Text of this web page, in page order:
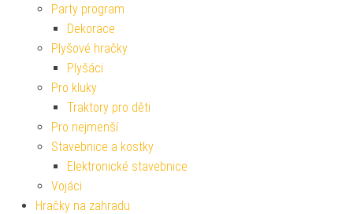
Party program
Dekorace
Plyšové hračky
Plyšáci
Pro kluky
Traktory pro děti
Pro nejmenší
Stavebnice a kostky
Elektronické stavebnice
Vojáci
Hračky na zahradu